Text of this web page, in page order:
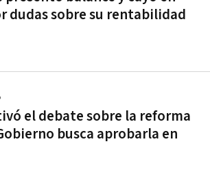
dudas sobre su rentabilidad
el debate sobre la reforma
busca aprobarla en